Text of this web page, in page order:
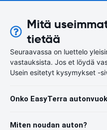
Mitä
tietää
Seuraavassa on luettelo
vastauksista. Jos et löydä
Usein esitetyt kysymykset -
Onko EasyTerra
Miten noudan auton?